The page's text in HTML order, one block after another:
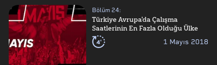
Bölüm 24:
Türkiye Avrupa'da Çalışma
Saatlerinin En Fazla Olduğu Ülke
4' 1 Mayıs 2018